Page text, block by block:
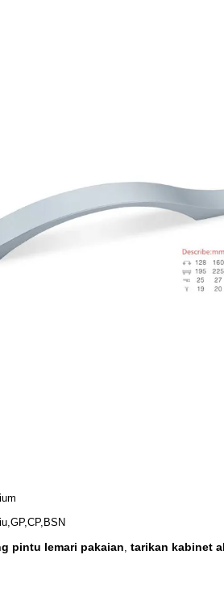
pintu lemari pakaian, tarikan kabinet